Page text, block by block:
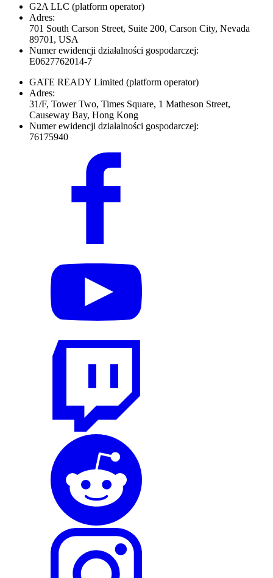
G2A LLC (platform operator)
Adres:
701 South Carson Street, Suite 200, Carson City, Nevada
89701, USA
Numer ewidencji działalności gospodarczej:
E0627762014-7
GATE READY Limited (platform operator)
Adres:
31/F, Tower Two, Times Square, 1 Matheson Street,
Causeway Bay, Hong Kong
Numer ewidencji działalności gospodarczej:
76175940